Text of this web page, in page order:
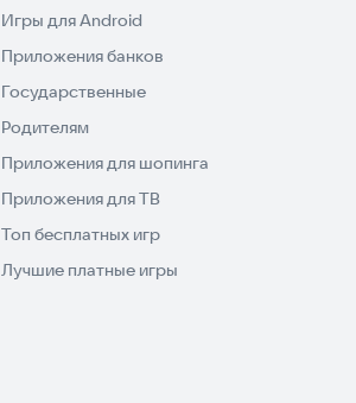
Игры для Android
Приложения банков
Государственные
Родителям
Приложения для шопинга
Приложения для ТВ
Топ бесплатных игр
Лучшие платные игры